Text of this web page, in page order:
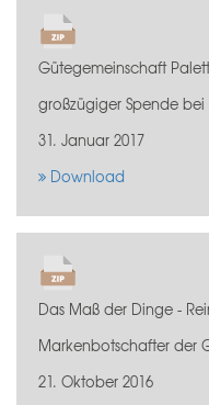
Gütegemeinschaft
großzügiger Spende
31. Januar 2017
Download
Das Maß der Dinge -
Markenbotschafter der
21. Oktober 2016